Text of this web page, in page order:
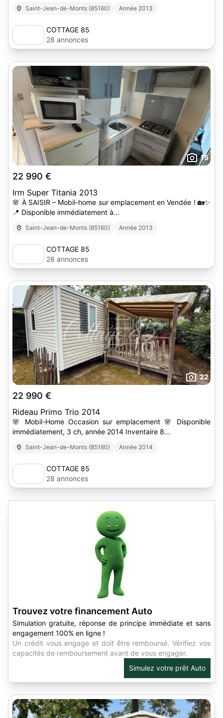
Saint-Jean-de-Monts (85160) Année 2013
COTTAGE 85
28 annonces
15
22 990 €
Irm Super Titania 2013
🌸 À SAISIR – Mobil-home sur emplacement en Vendée ! 🏡✨
📍 Disponible immédiatement à...
Saint-Jean-de-Monts (85160) Année 2013
COTTAGE 85
28 annonces
22
22 990 €
Rideau Primo Trio 2014
🌸 Mobil-Home Occasion sur emplacement 🌸 Disponible
immédiatement, 3 ch, année 2014 Inventaire 8...
Saint-Jean-de-Monts (85160) Année 2014
COTTAGE 85
28 annonces
Trouvez votre financement Auto
Simulation gratuite, réponse de principe immédiate et sans
engagement 100% en ligne !
Un crédit vous engage et doit être remboursé. Vérifiez vos
capacités de remboursement avant de vous engager.
Simulez votre prêt Auto